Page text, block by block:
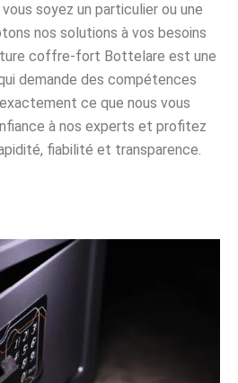
soyez un particulier ou une
nos solutions à vos besoins
coffre-fort Bottelare est une
demande des compétences
ce que nous vous
à nos experts et profitez
fiabilité et transparence.